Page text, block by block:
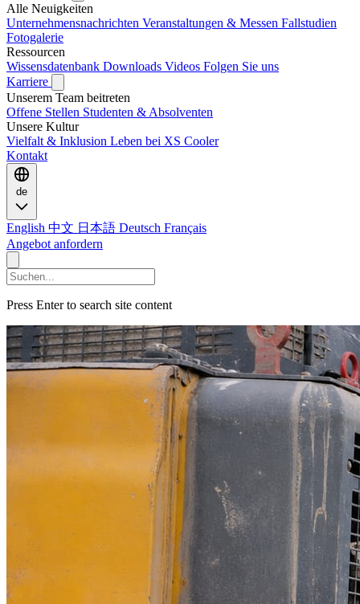
Alle Neuigkeiten
Unternehmensnachrichten Veranstaltungen & Messen Fallstudien
Fotogalerie
Ressourcen
Wissensdatenbank Downloads Videos Folgen Sie uns
Karriere
Unserem Team beitreten
Offene Stellen Studenten & Absolventen
Unsere Kultur
Vielfalt & Inklusion Leben bei XS Cooler
Kontakt
de
English 中文 日本語 Deutsch Français
Angebot anfordern
Press Enter to search site content